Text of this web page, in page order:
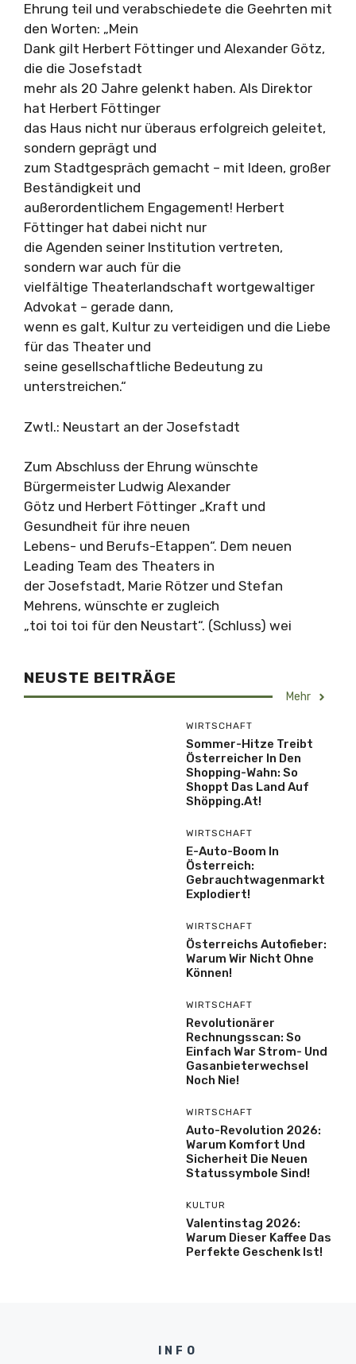
Ehrung teil und verabschiedete die Geehrten mit
den Worten: „Mein
Dank gilt Herbert Föttinger und Alexander Götz,
die die Josefstadt
mehr als 20 Jahre gelenkt haben. Als Direktor
hat Herbert Föttinger
das Haus nicht nur überaus erfolgreich geleitet,
sondern geprägt und
zum Stadtgespräch gemacht – mit Ideen, großer
Beständigkeit und
außerordentlichem Engagement! Herbert
Föttinger hat dabei nicht nur
die Agenden seiner Institution vertreten,
sondern war auch für die
vielfältige Theaterlandschaft wortgewaltiger
Advokat – gerade dann,
wenn es galt, Kultur zu verteidigen und die Liebe
für das Theater und
seine gesellschaftliche Bedeutung zu
unterstreichen.“
Zwtl.: Neustart an der Josefstadt
Zum Abschluss der Ehrung wünschte
Bürgermeister Ludwig Alexander
Götz und Herbert Föttinger „Kraft und
Gesundheit für ihre neuen
Lebens- und Berufs-Etappen“. Dem neuen
Leading Team des Theaters in
der Josefstadt, Marie Rötzer und Stefan
Mehrens, wünschte er zugleich
„toi toi toi für den Neustart“. (Schluss) wei
NEUSTE BEITRÄGE
Mehr
WIRTSCHAFT
Sommer-Hitze Treibt
Österreicher In Den
Shopping-Wahn: So
Shoppt Das Land Auf
Shöpping.at!
WIRTSCHAFT
E-Auto-Boom In
Österreich:
Gebrauchtwagenmarkt
Explodiert!
WIRTSCHAFT
Österreichs Autofieber:
Warum Wir Nicht Ohne
Können!
WIRTSCHAFT
Revolutionärer
Rechnungsscan: So
Einfach War Strom- Und
Gasanbieterwechsel
Noch Nie!
WIRTSCHAFT
Auto-Revolution 2026:
Warum Komfort Und
Sicherheit Die Neuen
Statussymbole Sind!
KULTUR
Valentinstag 2026:
Warum Dieser Kaffee Das
Perfekte Geschenk Ist!
INFO